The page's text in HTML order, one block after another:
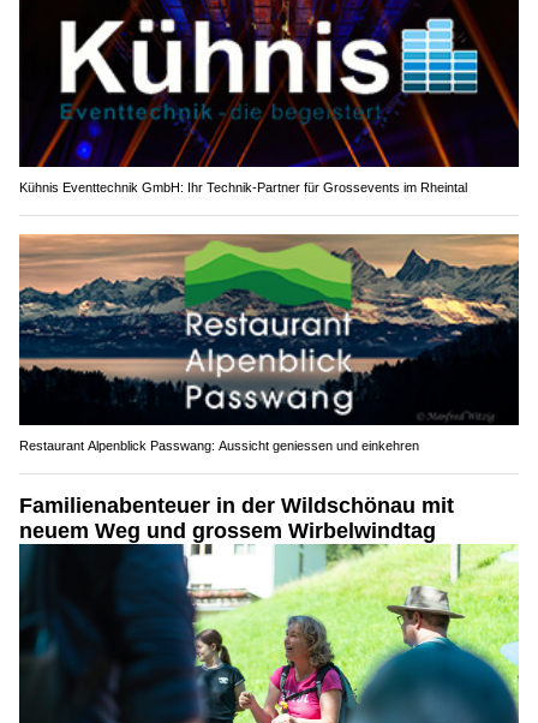
Kühnis Eventtechnik GmbH: Ihr Technik-Partner für Grossevents im Rheintal
Restaurant Alpenblick Passwang: Aussicht geniessen und einkehren
Familienabenteuer in der Wildschönau mit
neuem Weg und grossem Wirbelwindtag